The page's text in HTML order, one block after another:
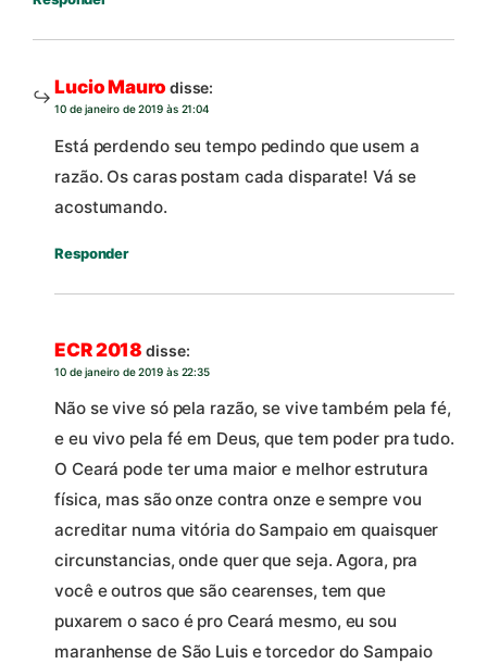
Lucio Mauro disse:
10 de janeiro de 2019 às 21:04
Está perdendo seu tempo pedindo que usem a
razão. Os caras postam cada disparate! Vá se
acostumando.
Responder
ECR 2018 disse:
10 de janeiro de 2019 às 22:35
Não se vive só pela razão, se vive também pela fé,
e eu vivo pela fé em Deus, que tem poder pra tudo.
O Ceará pode ter uma maior e melhor estrutura
física, mas são onze contra onze e sempre vou
acreditar numa vitória do Sampaio em quaisquer
circunstancias, onde quer que seja. Agora, pra
você e outros que são cearenses, tem que
puxarem o saco é pro Ceará mesmo, eu sou
maranhense de São Luis e torcedor do Sampaio